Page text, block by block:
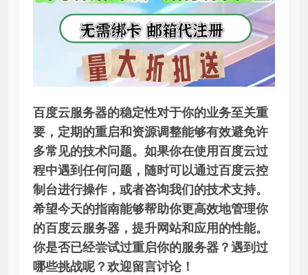
百度云服务器的稳定性对于你的业务至关重
要，定期的重启和资源调整能够有效避免许
多常见的技术问题。如果你在使用百度云过
程中遇到任何问题，随时可以通过百度云控
制台进行操作，或者咨询我们的技术支持。
希望今天的指南能够帮助你更高效地管理你
的百度云服务器，提升网站和应用的性能。
你是否已经尝试过重启你的服务器？遇到过
哪些挑战呢？欢迎留言讨论！